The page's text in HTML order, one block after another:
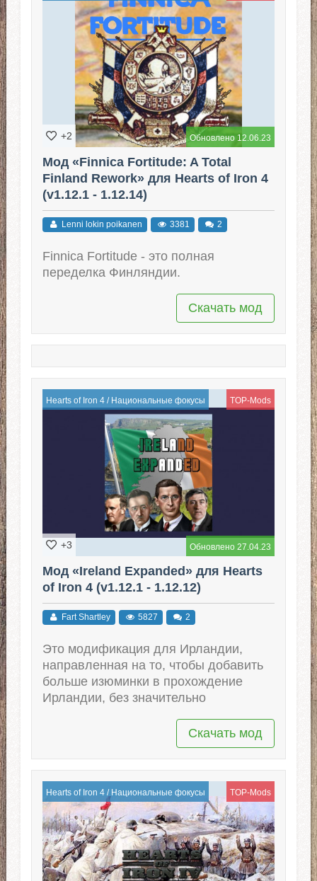
Обновлено 12.06.23
+2
Мод «Finnica Fortitude: A Total
Finland Rework» для Hearts of Iron 4
(v1.12.1 - 1.12.14)
Lenni lokin poikanen 3381 2
Finnica Fortitude - это полная
переделка Финляндии.
Скачать мод
Hearts of Iron 4/ Национальные фокусы TOP-Mods
Обновлено 27.04.23
+3
Мод «Ireland Expanded» для Hearts
of Iron 4 (v1.12.1 - 1.12.12)
Fart Shartley 5827 2
Это модификация для Ирландии,
направленная на то, чтобы добавить
больше изюминки в прохождение
Ирландии, без значительно
Скачать мод
Hearts of Iron 4/ Национальные фокусы TOP-Mods